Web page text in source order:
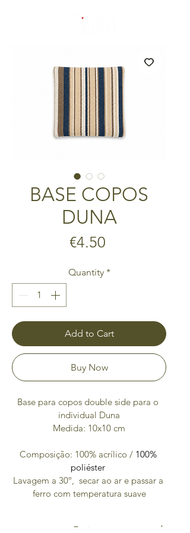
BASE COPOS
DUNA
€4.50
Quantity *
Add to Cart
Buy Now
Base para copos double side para o
individual Duna
Medida: 10x10 cm
Composição: 100% acrílico / 100%
poliéster
Lavagem a 30º,  secar ao ar e passar a
ferro com temperatura suave
Envio